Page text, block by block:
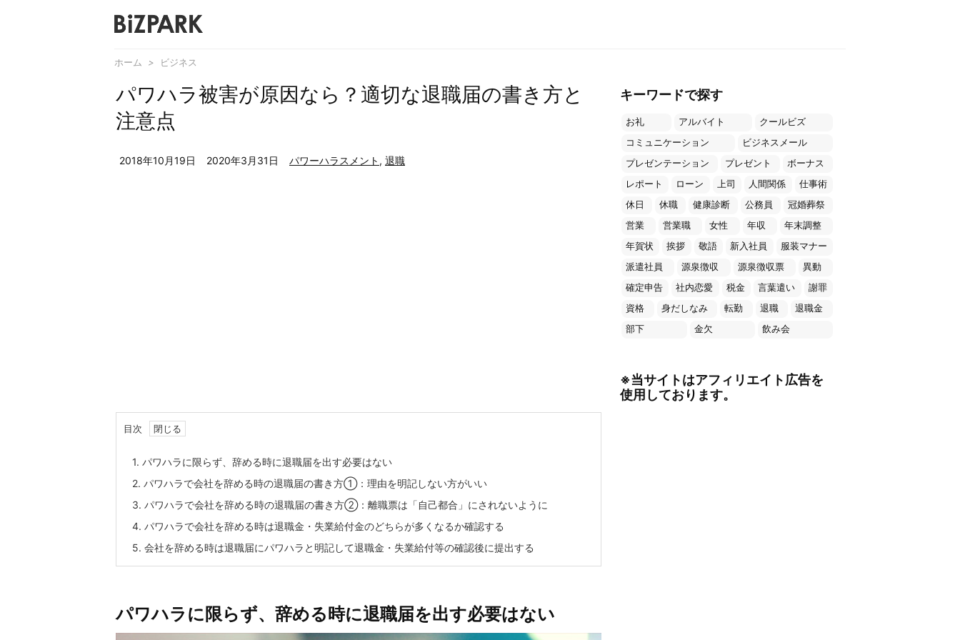
ホーム > ビジネス
パワハラ被害が原因なら？適切な退職届の書き方と
注意点
2018年10月19日 2020年3月31日 パワーハラスメント , 退職
目次
1. パワハラに限らず、辞める時に退職届を出す必要はない
2. パワハラで会社を辞める時の退職届の書き方①：理由を明記しない方がいい
3. パワハラで会社を辞める時の退職届の書き方②：離職票は「自己都合」にされないように
4. パワハラで会社を辞める時は退職金・失業給付金のどちらが多くなるか確認する
5. 会社を辞める時は退職届にパワハラと明記して退職金・失業給付等の確認後に提出する
パワハラに限らず、辞める時に退職届を出す必要はない
キーワードで探す
お礼 アルバイト
クールビズ
コミュニケーション
ビジネスメール
プレゼンテーション
プレゼント
ボーナス
レポート
ローン 上司 人間関係
仕事術
休日
休職 健康診断 公務員
冠婚葬祭
営業
営業職 女性 年収
年末調整
年賀状
挨拶 敬語 新入社員
服装マナー
派遣社員
源泉徴収 源泉徴収票
異動
確定申告
社内恋愛 税金 言葉遣い
謝罪
資格
身だしなみ 転勤 退職
退職金
部下
金欠 飲み会
※当サイトはアフィリエイト広告を
使用しております。